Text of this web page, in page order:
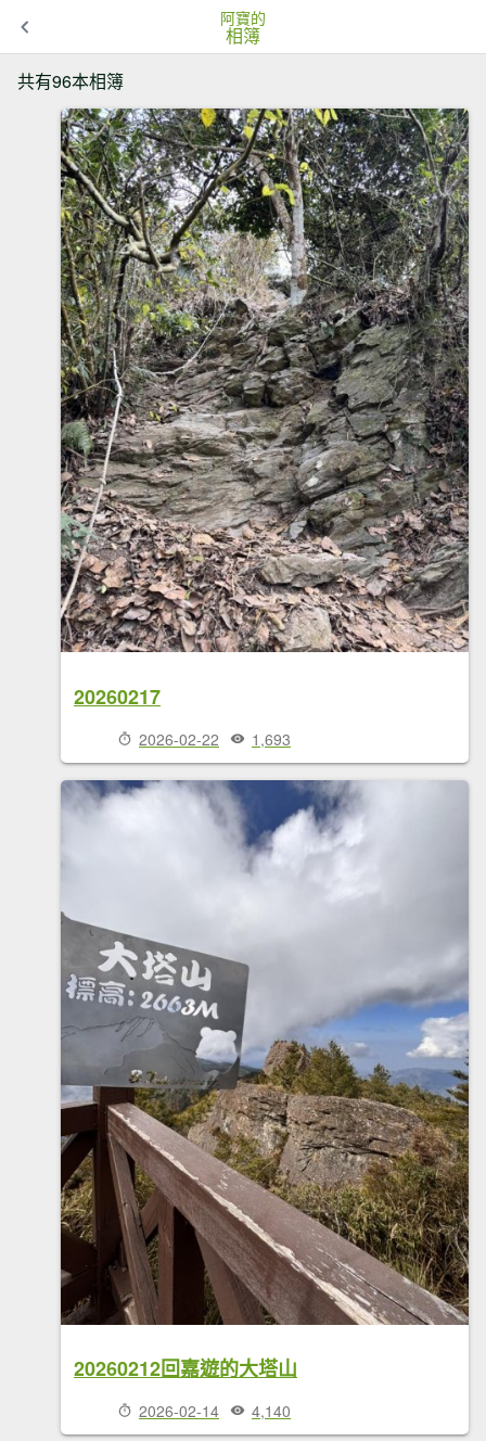
阿寶的
相簿
共有96本相簿
20260217
2026-02-22 1,693
20260212回嘉遊的大塔山
2026-02-14 4,140